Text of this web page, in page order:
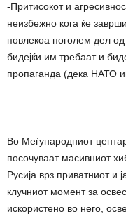
-Притисокот и
неизбежно кога ќе
повлекоа поголем дел од
бидејќи им требаат и
пропаганда (дека НАТО
Во Меѓународниот
посочуваат масивниот
Русија врз приватниот и
клучниот момент за
искористено во него,